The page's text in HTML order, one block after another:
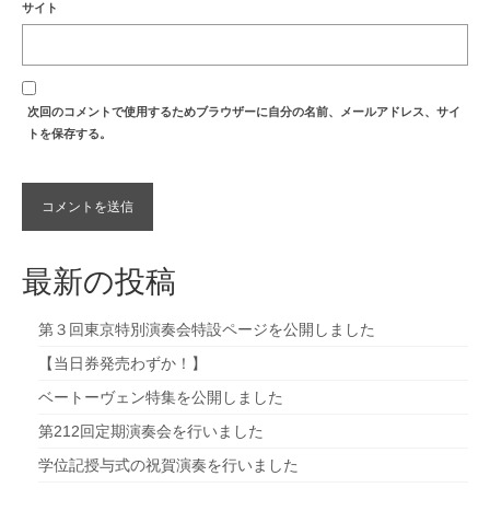
サイト
次回のコメントで使用するためブラウザーに自分の名前、メールアドレス、サイ
トを保存する。
最新の投稿
第３回東京特別演奏会特設ページを公開しました
【当日券発売わずか！】
ベートーヴェン特集を公開しました
第212回定期演奏会を行いました
学位記授与式の祝賀演奏を行いました